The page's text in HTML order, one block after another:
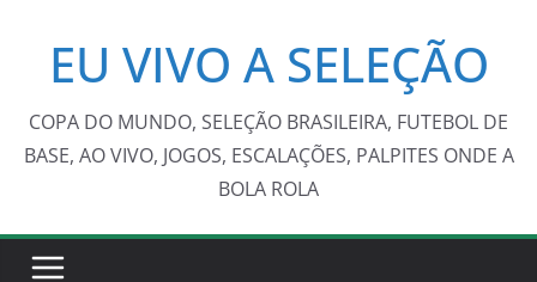
conteúdo
EU VIVO A SELEÇÃO
COPA DO MUNDO, SELEÇÃO BRASILEIRA, FUTEBOL DE
BASE, AO VIVO, JOGOS, ESCALAÇÕES, PALPITES ONDE A
BOLA ROLA